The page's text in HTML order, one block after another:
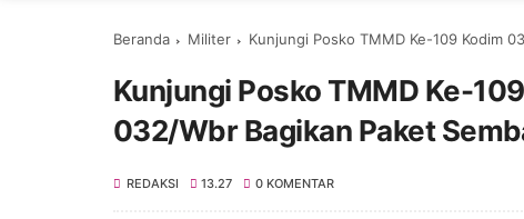
Beranda Militer Kunjungi Posko TMMD Ke-109 Kodim
Kunjungi Posko TMMD Ke-
032/Wbr Bagikan Paket
REDAKSI 13.27 0 KOMENTAR